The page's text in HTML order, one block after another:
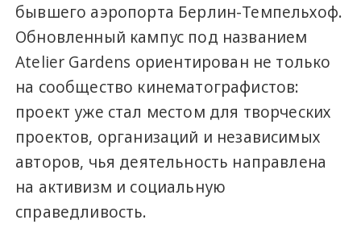
бывшего аэропорта Берлин-Темпельхоф.
Обновленный кампус под названием
Atelier Gardens ориентирован не только
на сообщество кинематографистов:
проект уже стал местом для творческих
проектов, организаций и независимых
авторов, чья деятельность направлена
на активизм и социальную
справедливость.